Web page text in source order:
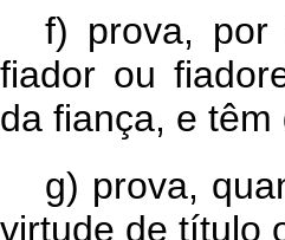
f) prova,
fiador ou
da fiança, e
g) prova,
virtude de título